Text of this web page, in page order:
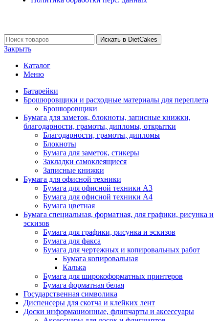
Искать в DietCakes
Закрыть
Каталог
Меню
Батарейки
Брошюровщики и расходные материалы для переплета
Брошюровщики
Бумага для заметок, блокноты, записные книжки,
благодарности, грамоты, дипломы, открытки
Благодарности, грамоты, дипломы
Блокноты
Бумага для заметок, стикеры
Закладки самоклеящиеся
Записные книжки
Бумага для офисной техники
Бумага для офисной техники А3
Бумага для офисной техники А4
Бумага цветная
Бумага специальная, форматная, для графики, рисунка и
эскизов
Бумага для графики, рисунка и эскизов
Бумага для факса
Бумага для чертежных и копировальных работ
Бумага копировальная
Калька
Бумага для широкоформатных принтеров
Бумага форматная белая
Государственная символика
Диспенсеры для скотча и клейких лент
Доски информационные, флипчарты и аксессуары